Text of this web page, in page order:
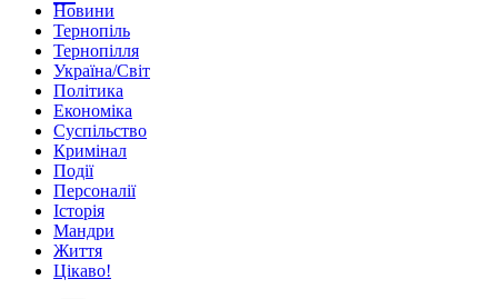
Новини
Тернопіль
Тернопілля
Україна/Світ
Політика
Економіка
Суспільство
Кримінал
Події
Персоналії
Історія
Мандри
Життя
Цікаво!